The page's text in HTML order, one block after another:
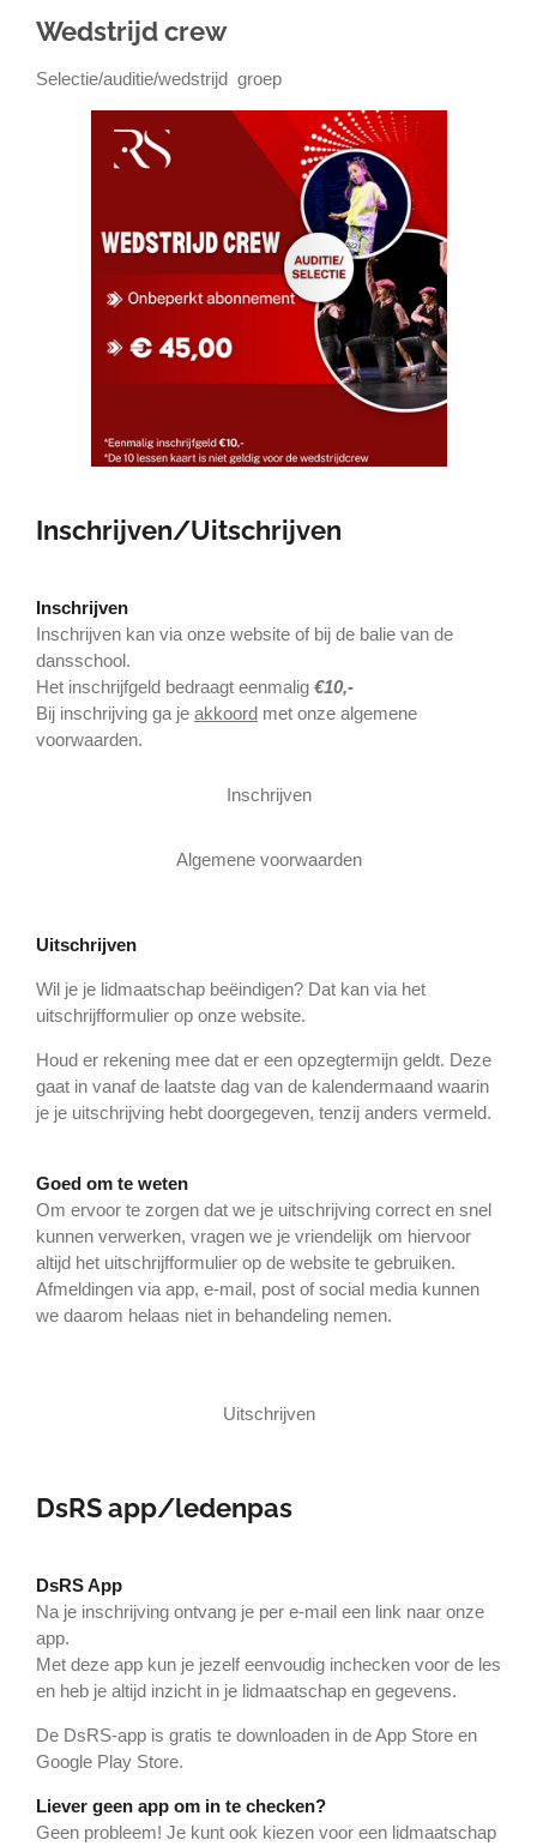
Wedstrijd crew
Selectie/auditie/wedstrijd groep
Inschrijven/Uitschrijven
Inschrijven
Inschrijven kan via onze website of bij de balie van de
dansschool.
Het inschrijfgeld bedraagt eenmalig €10,-
Bij inschrijving ga je akkoord met onze algemene
voorwaarden.
Inschrijven
Algemene voorwaarden
Uitschrijven
Wil je je lidmaatschap beëindigen? Dat kan via het
uitschrijfformulier op onze website.
Houd er rekening mee dat er een opzegtermijn geldt. Deze
gaat in vanaf de laatste dag van de kalendermaand waarin
je je uitschrijving hebt doorgegeven, tenzij anders vermeld.
Goed om te weten
Om ervoor te zorgen dat we je uitschrijving correct en snel
kunnen verwerken, vragen we je vriendelijk om hiervoor
altijd het uitschrijfformulier op de website te gebruiken.
Afmeldingen via app, e-mail, post of social media kunnen
we daarom helaas niet in behandeling nemen.
Uitschrijven
DsRS app/ledenpas
DsRS App
Na je inschrijving ontvang je per e-mail een link naar onze
app.
Met deze app kun je jezelf eenvoudig inchecken voor de les
en heb je altijd inzicht in je lidmaatschap en gegevens.
De DsRS-app is gratis te downloaden in de App Store en
Google Play Store.
Liever geen app om in te checken?
Geen probleem! Je kunt ook kiezen voor een lidmaatschap